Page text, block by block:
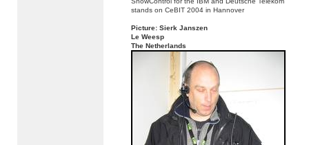
stands on CeBIT 2004 in Hannover
Picture: Sierk Janszen
Le Weesp
The Netherlands